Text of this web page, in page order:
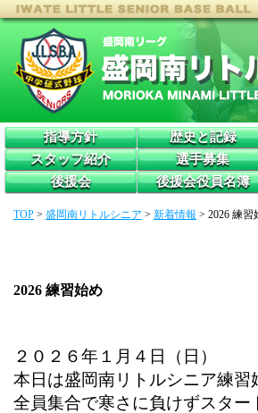
指導方針 歴史と記録
スタッフ紹介
選手募集
後援会
後援会役員名簿
TOP > 盛岡南リトルシニア > 新着情報 > 2026 練習
2026 練習始め
２０２６年１月４日（日）
本日は盛岡南リトルシニア練習
全員集合で寒さに負けずスター